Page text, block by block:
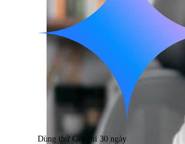
Dùng thử Gemini 30 ngày